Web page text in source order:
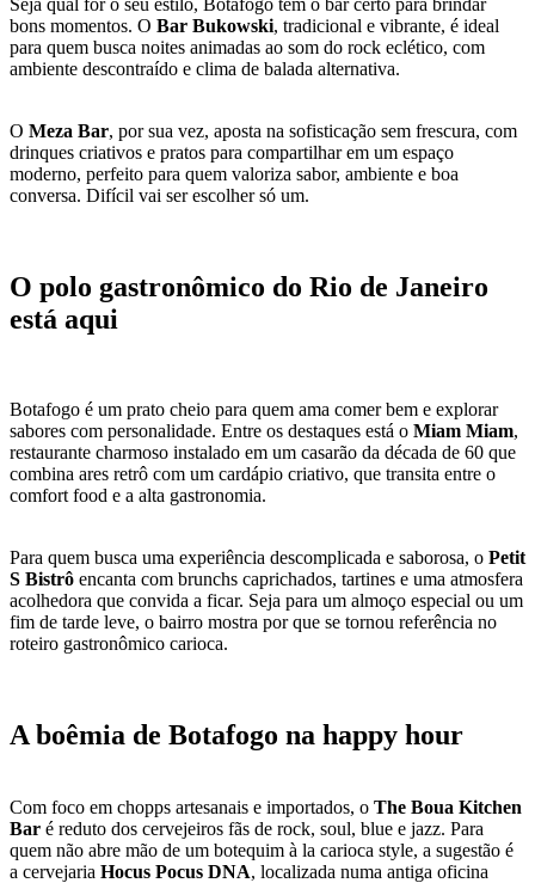
bons momentos. O Bar Bukowski, tradicional e vibrante, é ideal
para quem busca noites animadas ao som do rock eclético, com
ambiente descontraído e clima de balada alternativa.
O Meza Bar, por sua vez, aposta na sofisticação sem frescura, com
drinques criativos e pratos para compartilhar em um espaço
moderno, perfeito para quem valoriza sabor, ambiente e boa
conversa. Difícil vai ser escolher só um.
O polo gastronômico do Rio de Janeiro
está aqui
Botafogo é um prato cheio para quem ama comer bem e explorar
sabores com personalidade. Entre os destaques está o Miam Miam,
restaurante charmoso instalado em um casarão da década de 60 que
combina ares retrô com um cardápio criativo, que transita entre o
comfort food e a alta gastronomia.
Para quem busca uma experiência descomplicada e saborosa, o Petit
S Bistrô encanta com brunchs caprichados, tartines e uma atmosfera
acolhedora que convida a ficar. Seja para um almoço especial ou um
fim de tarde leve, o bairro mostra por que se tornou referência no
roteiro gastronômico carioca.
A boêmia de Botafogo na happy hour
Com foco em chopps artesanais e importados, o The Boua Kitchen
Bar é reduto dos cervejeiros fãs de rock, soul, blue e jazz. Para
quem não abre mão de um botequim à la carioca style, a sugestão é
a cervejaria Hocus Pocus DNA, localizada numa antiga oficina